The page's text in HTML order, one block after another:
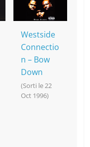
Westside
Connectio
n – Bow
Down
(Sorti le 22
Oct 1996)